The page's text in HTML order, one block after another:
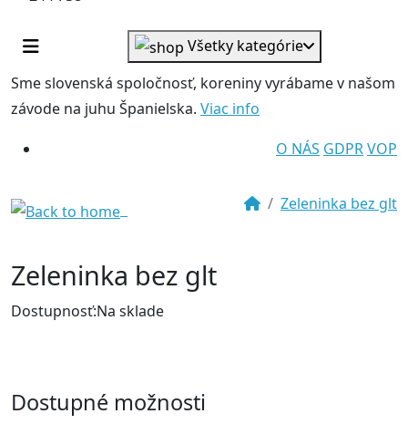
Všetky kategórie
Sme slovenská spoločnosť, koreniny vyrábame v našom
závode na juhu Španielska. Viac info
O NÁS GDPRVOP
Zeleninka bez glt
Zeleninka bez glt
Dostupnosť:Na sklade
Dostupné možnosti